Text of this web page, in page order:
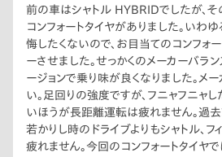
前の車はシャトル HYBRIDでしたが、
コンフォートタイヤがありました。いわ
悔したくないので、お目当てのコンフォ
ーさせました。せっかくのメーカーバラ
ージョンで乗り味が良くなりました。メ
い。足回りの強度ですが、フニャフニャ
いほうが長距離運転は疲れません。過去
若かりし時のドライブよりもシャトル、
疲れません。今回のコンフォートタイヤ